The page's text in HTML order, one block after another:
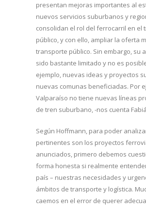
presentan mejoras importantes al
nuevos servicios suburbanos y
consolidan el rol del ferrocarril en el
público, y con ello, ampliar la oferta
transporte público. Sin embargo, su
sido bastante limitado y no es
ejemplo, nuevas ideas y proyectos
nuevas comunas beneficiadas. Por
Valparaíso no tiene nuevas líneas
de tren suburbano, -nos cuenta
Según Hoffmann, para poder
pertinentes son los proyectos
anunciados, primero debemos
forma honesta si realmente
país – nuestras necesidades y
ámbitos de transporte y logística.
caemos en el error de querer